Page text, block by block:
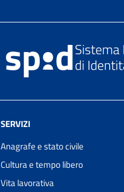
SERVIZI
Anagrafe e stato civile
Cultura e tempo libero
Vita lavorativa